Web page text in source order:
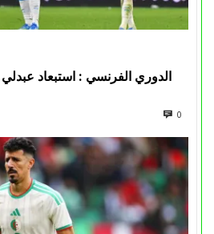
الدوري الفرنسي : استبعاد
0